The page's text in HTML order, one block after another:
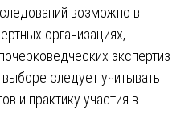
возможно в
организациях,
экспертиз
следует учитывать
и практику участия в